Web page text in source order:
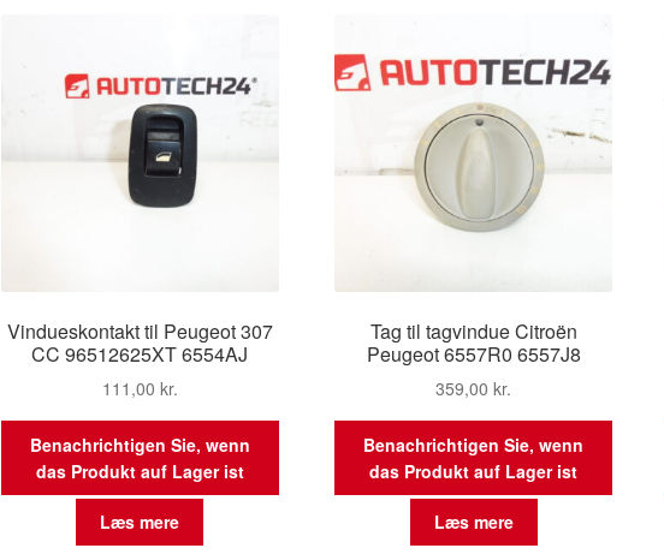
Vindueskontakt til Peugeot 307
CC 96512625XT 6554AJ
111,00 kr.
Benachrichtigen Sie, wenn
das Produkt auf Lager ist
Læs mere
Tag til tagvindue Citroën
Peugeot 6557R0 6557J8
359,00kr.
Benachrichtigen Sie, wenn
das Produkt auf Lager ist
Læs mere